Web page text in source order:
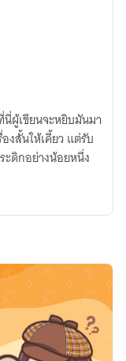
ผู้เขียนจะหยิบมันมา
งสั้นให้เคี้ยว แต่รับ
ดิกอย่างน้อยหนึ่ง